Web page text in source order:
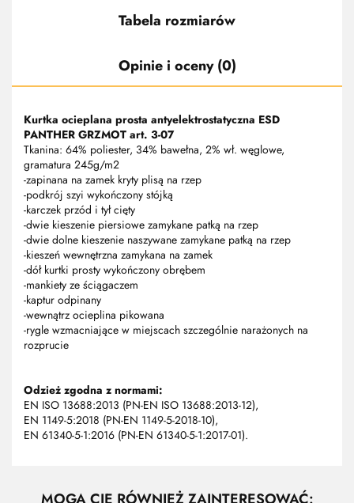
Tabela rozmiarów
Opinie i oceny (0)
Kurtka ocieplana prosta antyelektrostatyczna ESD
PANTHER GRZMOT art. 3-07
Tkanina: 64% poliester, 34% bawełna, 2% wł. węglowe,
gramatura 245g/m2
-zapinana na zamek kryty plisą na rzep
-podkrój szyi wykończony stójką
-karczek przód i tył cięty
-dwie kieszenie piersiowe zamykane patką na rzep
-dwie dolne kieszenie naszywane zamykane patką na rzep
-kieszeń wewnętrzna zamykana na zamek
-dół kurtki prosty wykończony obrębem
-mankiety ze ściągaczem
-kaptur odpinany
-wewnątrz ocieplina pikowana
-rygle wzmacniające w miejscach szczególnie narażonych na
rozprucie
Odzież zgodna z normami:
EN ISO 13688:2013 (PN-EN ISO 13688:2013-12),
EN 1149-5:2018 (PN-EN 1149-5-2018-10),
EN 61340-5-1:2016 (PN-EN 61340-5-1:2017-01).
MOGĄ CIĘ RÓWNIEŻ ZAINTERESOWAĆ: